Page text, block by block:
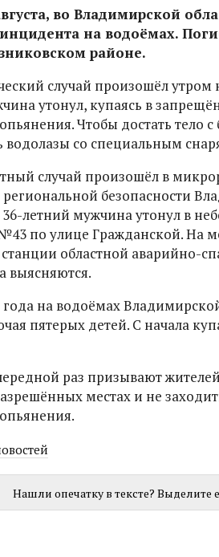
во Владимирской
на водоёмах.
районе.
случай произошёл утром
утонул, купаясь в
Чтобы достать тело
водолазы со специальным
случай произошёл в
безопасности
36-летний мужчина утонул в
по улице Гражданской. На
областной аварийно-
выясняются.
года на водоёмах
пятерых детей. С начала
раз призывают
местах и не
Нашли опечатку в тексте? Выделите